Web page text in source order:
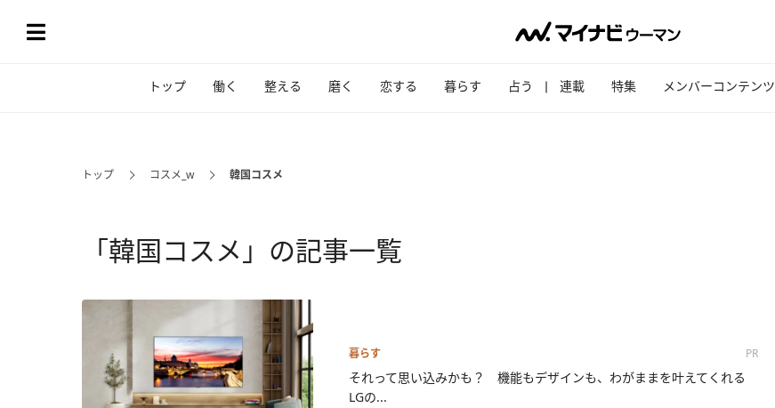
トップ 働く 整える 磨く 恋する 暮らす 占う 連載 特集 メンバーコンテンツ
トップ コスメ_w 韓国コスメ
「韓国コスメ」の記事一覧
暮らす PR
それって思い込みかも？ 機能もデザインも、わがままを叶えてくれる
LGの...